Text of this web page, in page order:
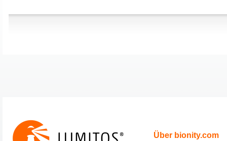
Über bionity.com